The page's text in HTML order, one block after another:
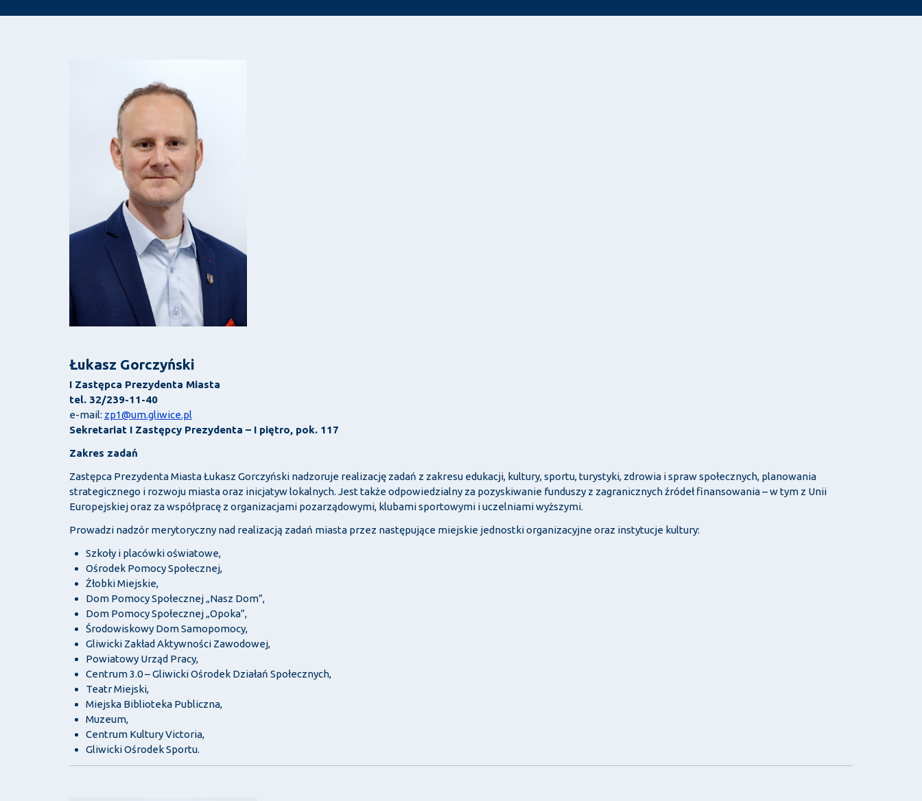
Łukasz Gorczyński
I Zastępca Prezydenta Miasta
tel. 32/239-11-40
e-mail: zp1@um.gliwice.pl
Sekretariat I Zastępcy Prezydenta – I piętro, pok. 117
Zakres zadań
Zastępca Prezydenta Miasta Łukasz Gorczyński nadzoruje realizację zadań z zakresu edukacji, kultury, sportu, turystyki, zdrowia i spraw społecznych, planowania
strategicznego i rozwoju miasta oraz inicjatyw lokalnych. Jest także odpowiedzialny za pozyskiwanie funduszy z zagranicznych źródeł finansowania – w tym z Unii
Europejskiej oraz za współpracę z organizacjami pozarządowymi, klubami sportowymi i uczelniami wyższymi.
Prowadzi nadzór merytoryczny nad realizacją zadań miasta przez następujące miejskie jednostki organizacyjne oraz instytucje kultury:
Szkoły i placówki oświatowe,
Ośrodek Pomocy Społecznej,
Żłobki Miejskie,
Dom Pomocy Społecznej „Nasz Dom”,
Dom Pomocy Społecznej „Opoka”,
Środowiskowy Dom Samopomocy,
Gliwicki Zakład Aktywności Zawodowej,
Powiatowy Urząd Pracy,
Centrum 3.0 – Gliwicki Ośrodek Działań Społecznych,
Teatr Miejski,
Miejska Biblioteka Publiczna,
Muzeum,
Centrum Kultury Victoria,
Gliwicki Ośrodek Sportu.